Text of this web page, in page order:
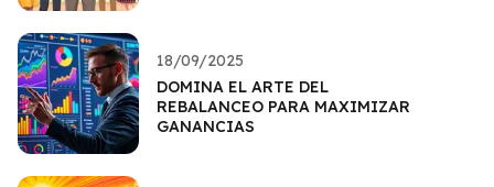
18/09/2025
DOMINA EL ARTE DEL
REBALANCEO PARA MAXIMIZAR
GANANCIAS